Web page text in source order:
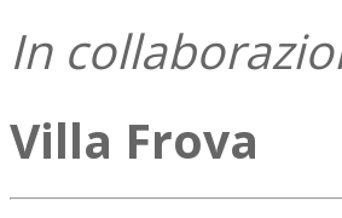
In
Villa Frova